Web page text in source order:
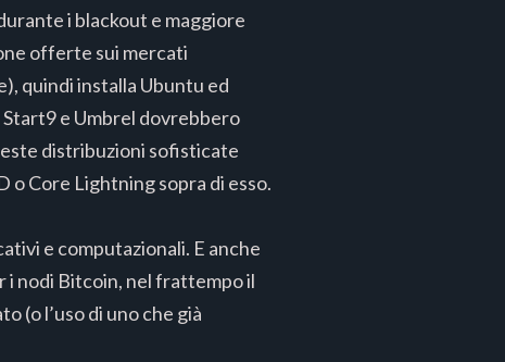
i blackout e maggiore
offerte sui mercati
quindi installa Ubuntu ed
Start9 e Umbrel dovrebbero
distribuzioni sofisticate
o Core Lightning sopra di esso.
e computazionali. E anche
i nodi Bitcoin, nel frattempo il
(o l’uso di uno che già